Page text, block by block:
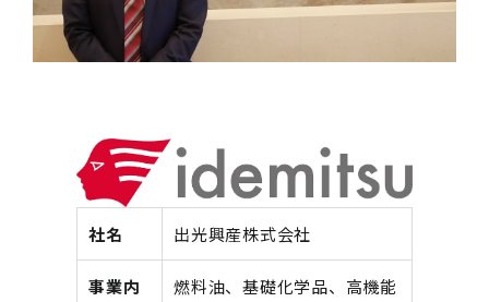
社名 出光興産株式会社
事業内
燃料油、基礎化学品、高機能